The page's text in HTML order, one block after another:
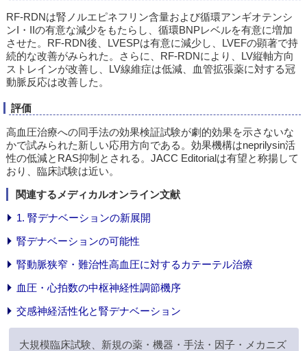
RF-RDNは腎ノルエピネフリン含量および循環アンギオテンシ
ンI・IIの有意な減少をもたらし、循環BNPレベルを有意に増加
させた。RF-RDN後、LVESPは有意に減少し、LVEFの顕著で持
続的な改善がみられた。さらに、RF-RDNにより、LV縦軸方向
ストレインが改善し、LV線維症は低減、血管拡張薬に対する冠
動脈反応は改善した。
評価
高血圧治療への同手法の効果検証試験が劇的効果を示さないな
かで試みられた新しい応用方向である。効果機構はneprilysin活
性の低減とRAS抑制とされる。JACC Editorialは有望と称揚して
おり、臨床試験は近い。
関連するメディカルオンライン文献
1. 腎デナベーションの新展開
腎デナベーションの可能性
腎動脈狭窄・難治性高血圧に対するカテーテル治療
血圧・心拍数の中枢神経性調節機序
交感神経活性化と腎デナベーション
大規模臨床試験、新規の薬・機器・手法・因子・メカニズ